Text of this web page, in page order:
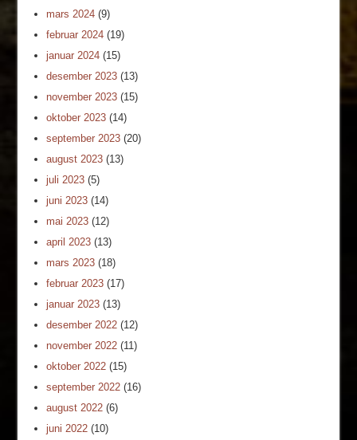
mars 2024 (9)
februar 2024 (19)
januar 2024 (15)
desember 2023 (13)
november 2023 (15)
oktober 2023 (14)
september 2023 (20)
august 2023 (13)
juli 2023 (5)
juni 2023 (14)
mai 2023 (12)
april 2023 (13)
mars 2023 (18)
februar 2023 (17)
januar 2023 (13)
desember 2022 (12)
november 2022 (11)
oktober 2022 (15)
september 2022 (16)
august 2022 (6)
juni 2022 (10)